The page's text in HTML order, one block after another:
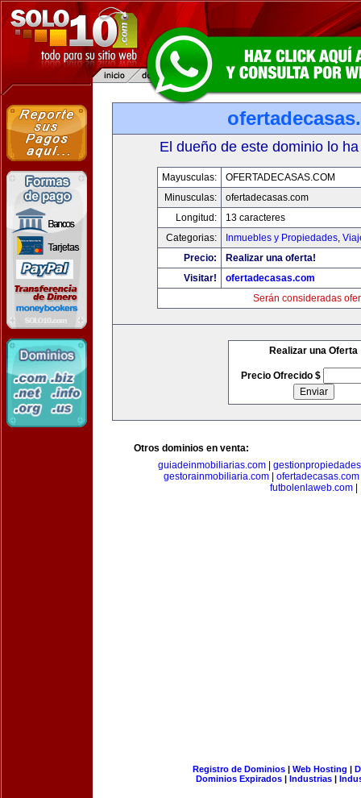
El dueño de este dominio lo
Mayusculas:
OFERTADECASAS.COM
Minusculas:
ofertadecasas.com
Longitud:
13 caracteres
Categorias:
Inmuebles y Propiedades,
Precio:
Realizar una oferta!
Visitar!
ofertadecasas.com
Serán consideradas
Realizar una Oferta
Precio Ofrecido $
Otros dominios en venta:
guiadeinmobiliarias.com|
gestorainmobiliaria.com| ofertadecasas.com
futbolenlaweb.com|
Registro de Dominios| Web Hosting |
Dominios Expirados | Industrias |